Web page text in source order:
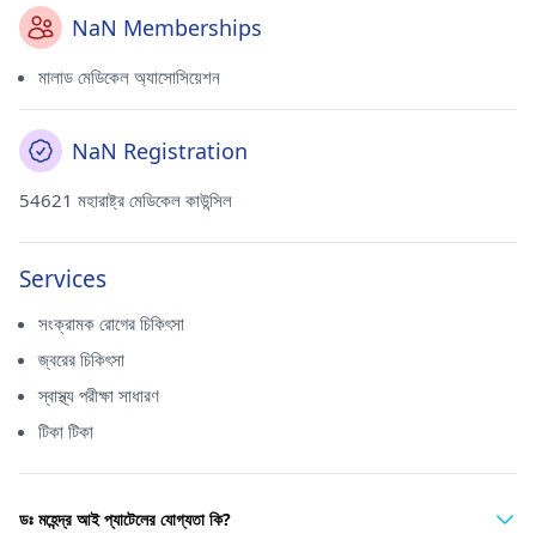
NaN Memberships
মালাড মেডিকেল অ্যাসোসিয়েশন
NaN Registration
54621 মহারাষ্ট্র মেডিকেল কাউন্সিল
Services
সংক্রামক রোগের চিকিৎসা
জ্বরের চিকিৎসা
স্বাস্থ্য পরীক্ষা সাধারণ
টিকা টিকা
ডঃ মহেন্দ্র আই প্যাটেলের যোগ্যতা কি?